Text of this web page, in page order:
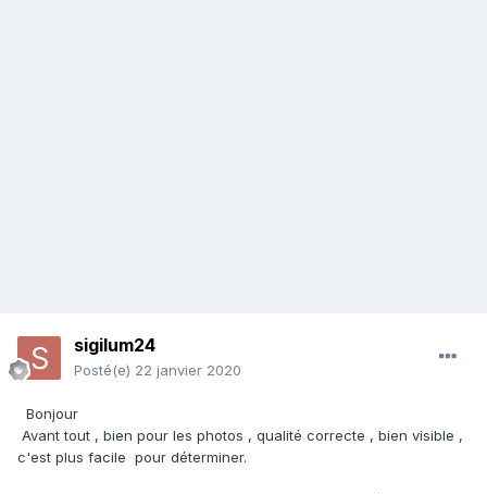
sigilum24
Posté(e) 22 janvier 2020
Bonjour
Avant tout , bien pour les photos , qualité correcte , bien visible ,
c'est plus facile pour déterminer.